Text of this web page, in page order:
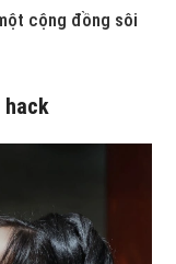
cộng đồng sôi
hack